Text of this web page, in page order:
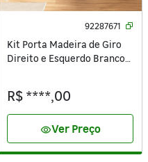
92287671
Kit Porta Madeira de Giro
Direito e Esquerdo Branco
UV Lisa Artens
R$ ****,00
visibilityVer Preço